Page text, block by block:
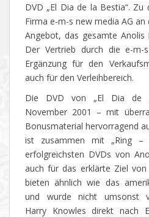
DVD „El Dia de la Bestia“.
Firma e-m-s new media AG
Angebot, das gesamte Anolis
Der Vertrieb durch die e-m-
Ergänzung für den
auch für den Verleihbereich.
Die DVD von „El Dia de
November 2001 – mit
Bonusmaterial hervorragend
ist zusammen mit „Ring –
erfolgreichsten DVDs von
auch für das erklärte Ziel
bieten ähnlich wie das
und wurde nicht umsonst
Harry Knowles direkt nach